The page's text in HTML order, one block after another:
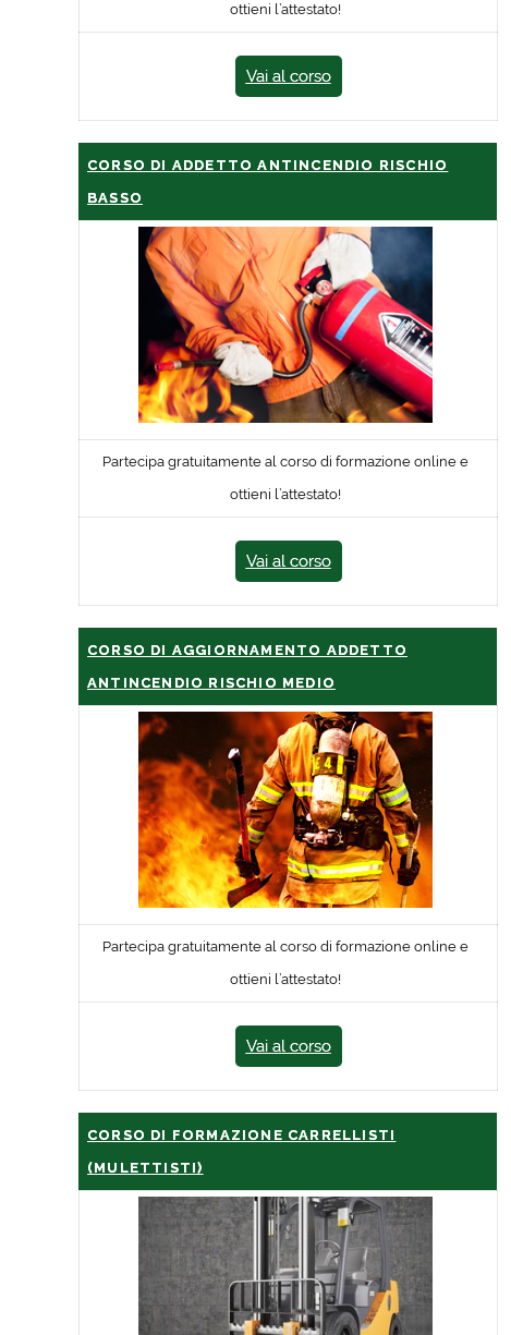
ottieni l’attestato!
Vai al corso
CORSO DI ADDETTO ANTINCENDIO RISCHIO
BASSO
Partecipa gratuitamente al corso di formazione online e
ottieni l’attestato!
Vai al corso
CORSO DI AGGIORNAMENTO ADDETTO
ANTINCENDIO RISCHIO MEDIO
Partecipa gratuitamente al corso di formazione online e
ottieni l’attestato!
Vai al corso
CORSO DI FORMAZIONE CARRELLISTI
(MULETTISTI)